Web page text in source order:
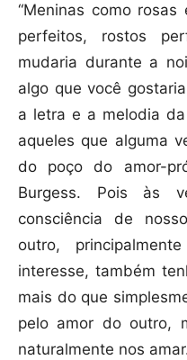
“Meninas como
perfeitos, rostos
mudaria durante a
algo que você
a letra e a melodia
aqueles que alguma
do poço do amor-
Burgess. Pois às
consciência de
outro,
interesse, também
mais do que
pelo amor do outro,
naturalmente nos